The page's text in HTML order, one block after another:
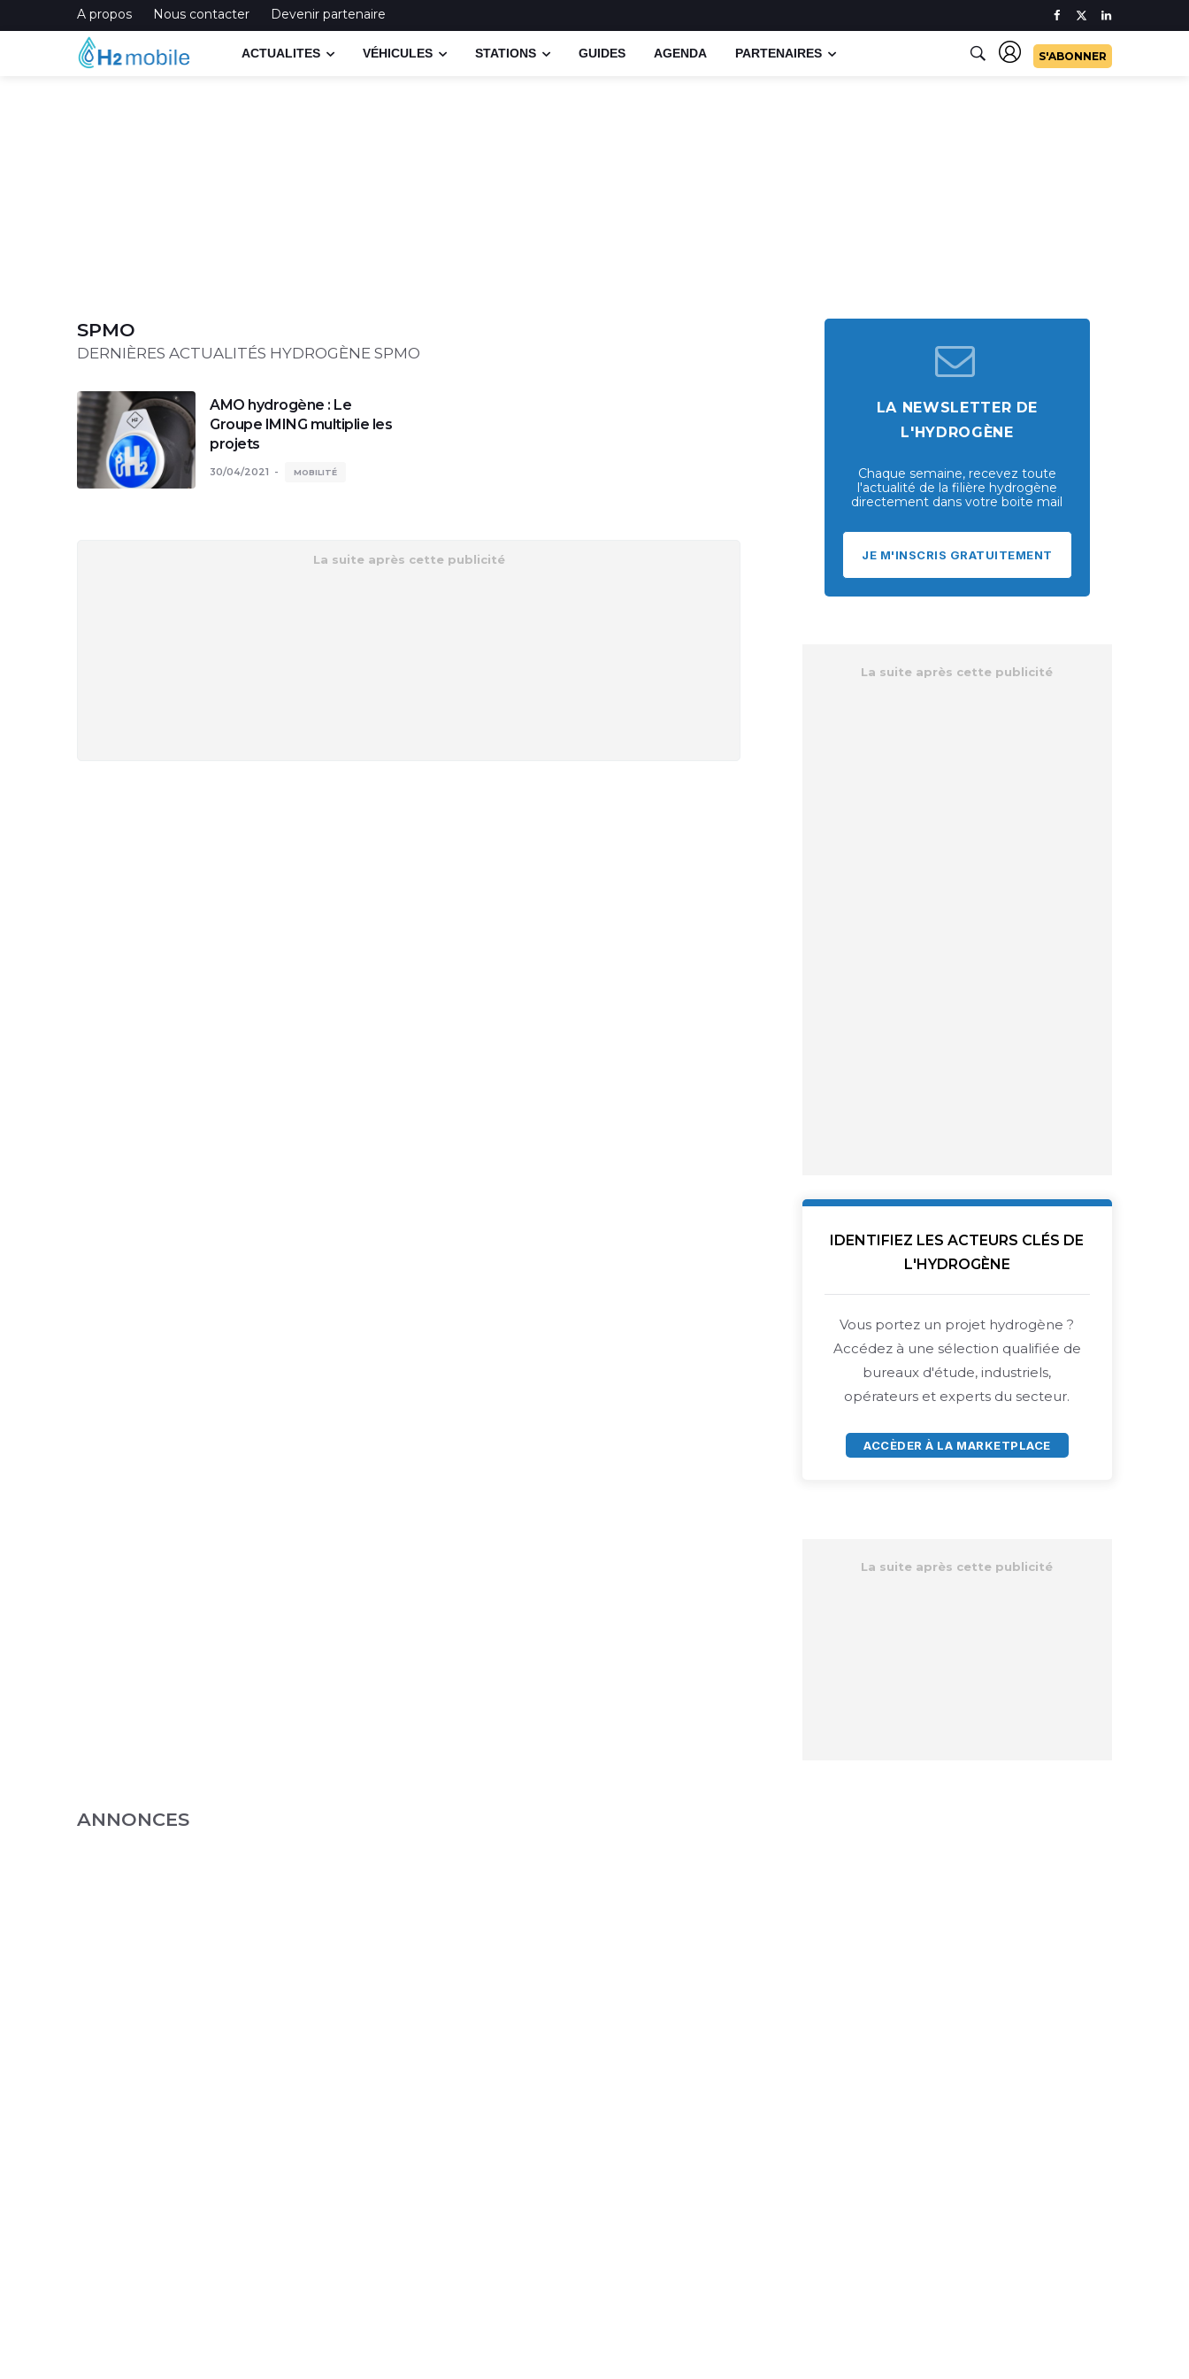
A propos Nous contacter Devenir partenaire
ACTUALITES VÉHICULES STATIONS GUIDES AGENDA PARTENAIRES S'ABONNER
SPMO
DERNIÈRES ACTUALITÉS HYDROGÈNE SPMO
AMO hydrogène : Le
Groupe IMING multiplie les
projets
30/04/2021 MOBILITÉ
LA NEWSLETTER DE
L'HYDROGÈNE
Chaque semaine, recevez toute
l'actualité de la filière hydrogène
directement dans votre boite mail
JE M'INSCRIS GRATUITEMENT
IDENTIFIEZ LES ACTEURS CLÉS DE
L'HYDROGÈNE
Vous portez un projet hydrogène ?
Accédez à une sélection qualifiée de
bureaux d'étude, industriels,
opérateurs et experts du secteur.
ACCÈDER À LA MARKETPLACE
ANNONCES